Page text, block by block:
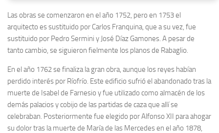
Las obras se comenzaron en el año 1752, pero en 1753 el
arquitecto es sustituido por Carlos Franquina, que a su vez, fue
sustituido por Pedro Sermini y José Díaz Gamones. A pesar de
tanto cambio, se siguieron fielmente los planos de Rabaglio.
En el año 1762 se finaliza la gran obra, aunque los reyes habían
perdido interés por Ríofrío. Este edificio sufrió el abandonado tras la
muerte de Isabel de Farnesio y fue utilizado como almacén de los
demás palacios y cobijo de las partidas de caza que allí se
celebraban. Posteriormente fue elegido por Alfonso XII para ahogar
su dolor tras la muerte de María de las Mercedes en el año 1878,